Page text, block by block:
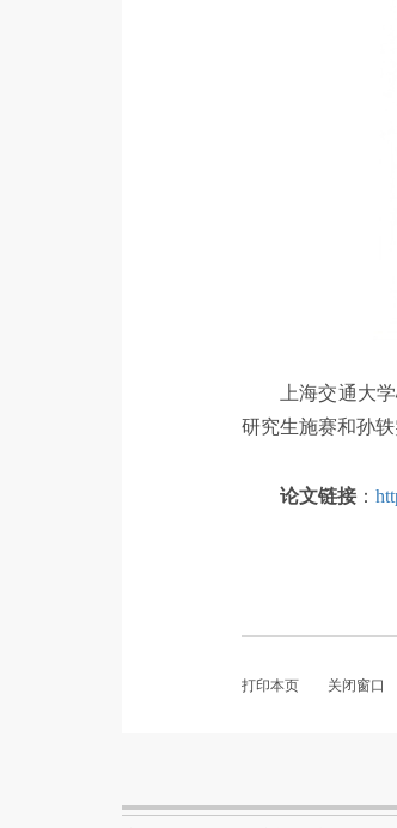
上海交通大
研究生施赛和孙
论文链接 ：
打印本页 关闭窗口